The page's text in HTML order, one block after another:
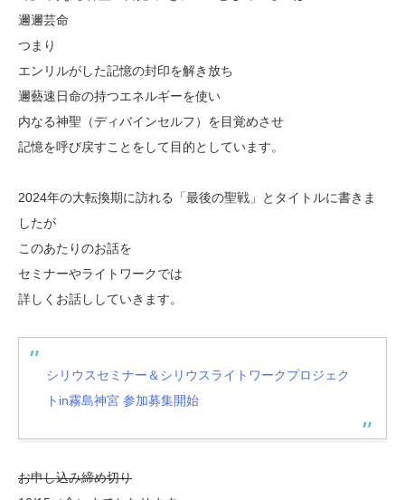
邇邇芸命
つまり
エンリルがした記憶の封印を解き放ち
邇藝速日命の持つエネルギーを使い
内なる神聖（ディバインセルフ）を目覚めさせ
記憶を呼び戻すことをして目的としています。
2024年の大転換期に訪れる「最後の聖戦」とタイトルに書きま
したが
このあたりのお話を
セミナーやライトワークでは
詳しくお話ししていきます。
シリウスセミナー＆シリウスライトワークプロジェク
トin霧島神宮 参加募集開始
お申し込み締め切り